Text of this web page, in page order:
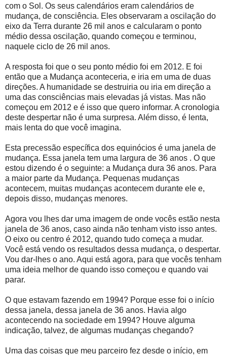
com o Sol. Os seus calendários eram calendários de
mudança, de consciência. Eles observaram a oscilação do
eixo da Terra durante 26 mil anos e calcularam o ponto
médio dessa oscilação, quando começou e terminou,
naquele ciclo de 26 mil anos.
A resposta foi que o seu ponto médio foi em 2012. E foi
então que a Mudança aconteceria, e iria em uma de duas
direções. A humanidade se destruiria ou iria em direção a
uma das consciências mais elevadas já vistas. Mas não
começou em 2012 e é isso que quero informar. A cronologia
deste despertar não é uma surpresa. Além disso, é lenta,
mais lenta do que você imagina.
Esta precessão específica dos equinócios é uma janela de
mudança. Essa janela tem uma largura de 36 anos . O que
estou dizendo é o seguinte: a Mudança dura 36 anos. Para
a maior parte da Mudança. Pequenas mudanças
acontecem, muitas mudanças acontecem durante ele e,
depois disso, mudanças menores.
Agora vou lhes dar uma imagem de onde vocês estão nesta
janela de 36 anos, caso ainda não tenham visto isso antes.
O eixo ou centro é 2012, quando tudo começa a mudar.
Você está vendo os resultados dessa mudança, o despertar.
Vou dar-lhes o ano. Aqui está agora, para que vocês tenham
uma ideia melhor de quando isso começou e quando vai
parar.
O que estavam fazendo em 1994? Porque esse foi o início
dessa janela, dessa janela de 36 anos. Havia algo
acontecendo na sociedade em 1994? Houve alguma
indicação, talvez, de algumas mudanças chegando?
Uma das coisas que meu parceiro fez desde o início, em